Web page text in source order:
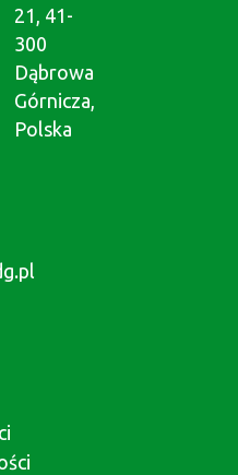
21, 41-
300
Dąbrowa
Górnicza,
Polska